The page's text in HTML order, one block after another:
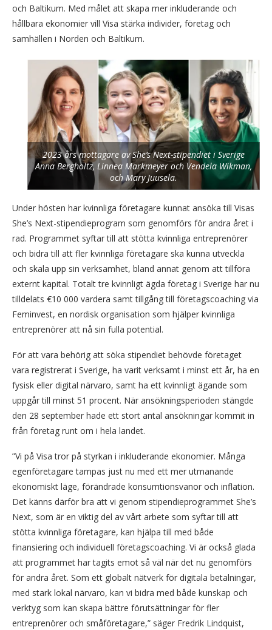
och Baltikum. Med målet att skapa mer inkluderande och
hållbara ekonomier vill Visa stärka individer, företag och
samhällen i Norden och Baltikum.
2023 års mottagare av She’s Next-stipendiet i Sverige
Anna Bergholtz, Linnea Markmeyer och Vendela Wikman,
och Mary Juusela.
Under hösten har kvinnliga företagare kunnat ansöka till Visas
She’s Next-stipendieprogram som genomförs för andra året i
rad. Programmet syftar till att stötta kvinnliga entreprenörer
och bidra till att fler kvinnliga företagare ska kunna utveckla
och skala upp sin verksamhet, bland annat genom att tillföra
externt kapital. Totalt tre kvinnligt ägda företag i Sverige har nu
tilldelats €10 000 vardera samt tillgång till företagscoaching via
Feminvest, en nordisk organisation som hjälper kvinnliga
entreprenörer att nå sin fulla potential.
För att vara behörig att söka stipendiet behövde företaget
vara registrerat i Sverige, ha varit verksamt i minst ett år, ha en
fysisk eller digital närvaro, samt ha ett kvinnligt ägande som
uppgår till minst 51 procent. När ansökningsperioden stängde
den 28 september hade ett stort antal ansökningar kommit in
från företag runt om i hela landet.
”Vi på Visa tror på styrkan i inkluderande ekonomier. Många
egenföretagare tampas just nu med ett mer utmanande
ekonomiskt läge, förändrade konsumtionsvanor och inflation.
Det känns därför bra att vi genom stipendieprogrammet She’s
Next, som är en viktig del av vårt arbete som syftar till att
stötta kvinnliga företagare, kan hjälpa till med både
finansiering och individuell företagscoaching. Vi är också glada
att programmet har tagits emot så väl när det nu genomförs
för andra året. Som ett globalt nätverk för digitala betalningar,
med stark lokal närvaro, kan vi bidra med både kunskap och
verktyg som kan skapa bättre förutsättningar för fler
entreprenörer och småföretagare,” säger Fredrik Lindquist,